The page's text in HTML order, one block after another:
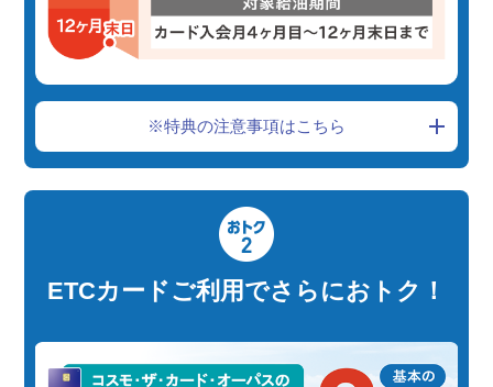
※特典の注意事項はこちら
ETCカードご利用でさらにおトク！